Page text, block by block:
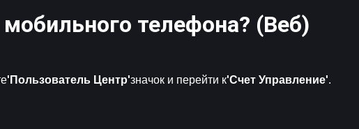
телефона? (Веб)
'Пользователь Центр'значок и перейти к'Счет Управление'.